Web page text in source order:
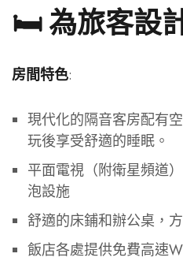
🛏️ 為旅客設
房間特色:
現代化的隔音客房配有
玩後享受舒適的睡眠。
平面電視（附衛星頻道
泡設施
舒適的床鋪和辦公桌，
飯店各處提供免費高速